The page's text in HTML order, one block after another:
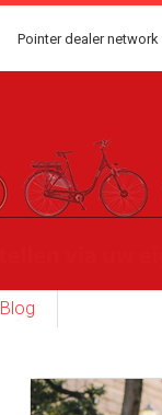
Pointer dealer network
Blog